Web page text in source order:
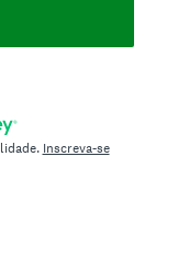
Inscreva-se